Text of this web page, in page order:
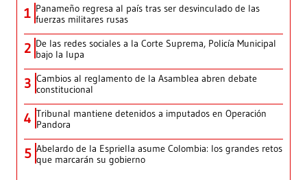
1 Panameño regresa al país tras ser desvinculado de las
fuerzas militares rusas
2 De las redes sociales a la Corte Suprema, Policía Municipal
bajo la lupa
3 Cambios al reglamento de la Asamblea abren debate
constitucional
4 Tribunal mantiene detenidos a imputados en Operación
Pandora
5 Abelardo de la Espriella asume Colombia: los grandes retos
que marcarán su gobierno